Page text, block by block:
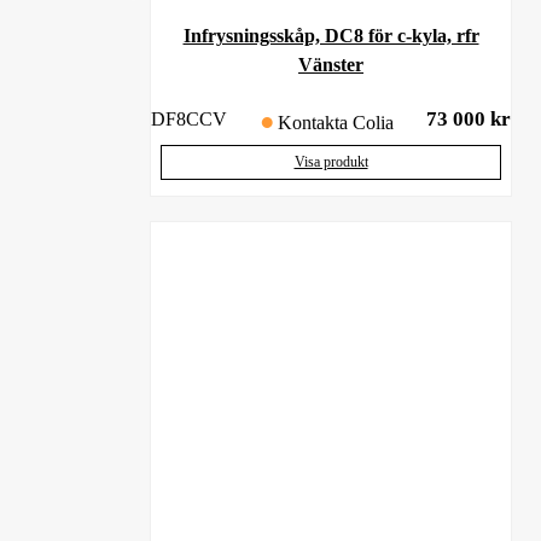
Infrysningsskåp, DC8 för c-kyla, rfr
Vänster
DF8CCV Kontakta Colia 73 000 kr
Visa produkt